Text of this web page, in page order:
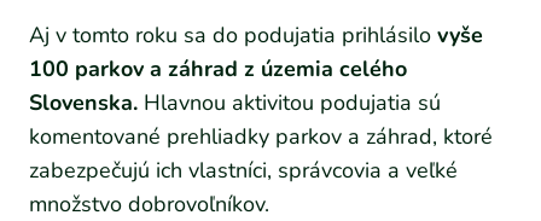
Aj v tomto roku sa do podujatia prihlásilo vyše
100 parkov a záhrad z územia celého
Slovenska. Hlavnou aktivitou podujatia sú
komentované prehliadky parkov a záhrad, ktoré
zabezpečujú ich vlastníci, správcovia a veľké
množstvo dobrovoľníkov.